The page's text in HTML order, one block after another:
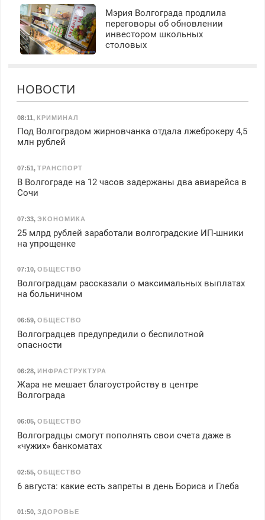
Мэрия Волгограда продлила
переговоры об обновлении
инвестором школьных
столовых
НОВОСТИ
08:11, КРИМИНАЛ
Под Волгоградом жирновчанка отдала лжеброкеру 4,5
млн рублей
07:51 , ТРАНСПОРТ
В Волгограде на 12 часов задержаны два авиарейса в
Сочи
07:33, ЭКОНОМИКА
25 млрд рублей заработали волгоградские ИП-шники
на упрощенке
07:10, ОБЩЕСТВО
Волгоградцам рассказали о максимальных выплатах
на больничном
06:59, ОБЩЕСТВО
Волгоградцев предупредили о беспилотной
опасности
06:28, ИНФРАСТРУКТУРА
Жара не мешает благоустройству в центре
Волгограда
06:05, ОБЩЕСТВО
Волгоградцы смогут пополнять свои счета даже в
«чужих» банкоматах
02:55, ОБЩЕСТВО
6 августа: какие есть запреты в день Бориса и Глеба
01:50, ЗДОРОВЬЕ